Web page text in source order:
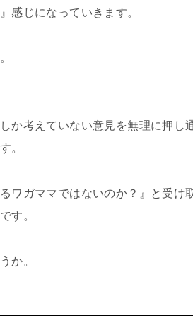
感じになっていきます。
か考えていない意見を無理に押し
。
ワガママではないのか？』と受け
す。
か。